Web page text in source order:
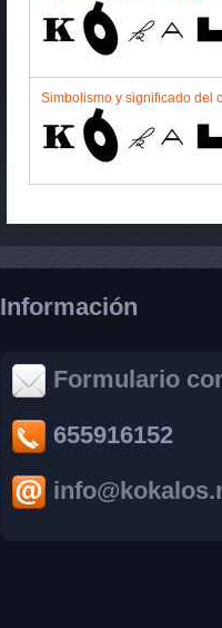
Simbolismo y significado del
Información
Formulario
655916152